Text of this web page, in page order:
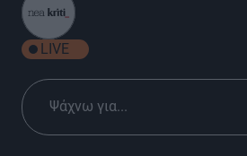
LIVE
Σεζόν 2024
Κυριακή 15:00
Διάρκεια: 1h 50'